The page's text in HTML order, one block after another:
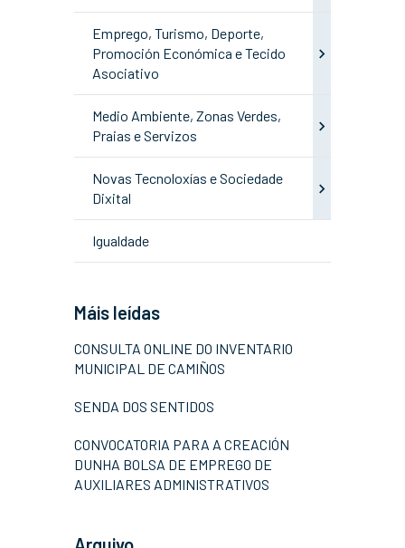
Emprego, Turismo, Deporte,
Promoción Económica e Tecido
Asociativo
Medio Ambiente, Zonas Verdes,
Praias e Servizos
Novas Tecnoloxías e Sociedade
Dixital
Igualdade
Máis leídas
CONSULTA ONLINE DO INVENTARIO
MUNICIPAL DE CAMIÑOS
SENDA DOS SENTIDOS
CONVOCATORIA PARA A CREACIÓN
DUNHA BOLSA DE EMPREGO DE
AUXILIARES ADMINISTRATIVOS